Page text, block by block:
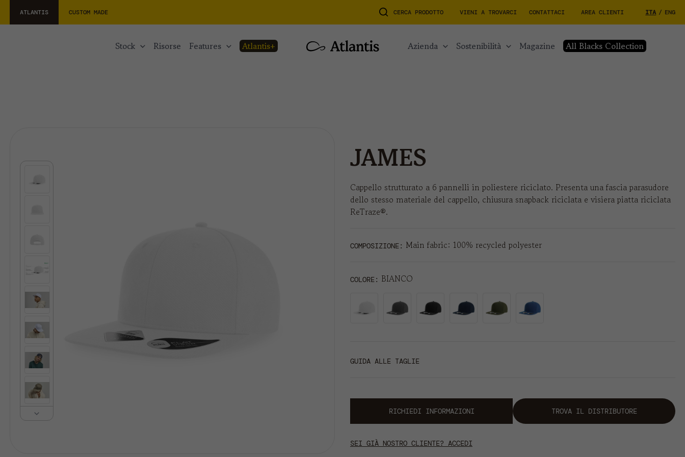
ATLANTIS CUSTOM MADE CERCA PRODOTTO VIENI A TROVARCI CONTATTACI AREA CLIENTI ITA / ENG
stock risorse features atlantis+ azienda sostenibilità magazine All Blacks Collection
JAMES
Cappello strutturato a 6 pannelli in poliestere riciclato. Presenta una fascia parasudore
dello stesso materiale del cappello, chiusura snapback riciclata e visiera piatta riciclata
ReTraze®.
COMPOSIZIONE: Main fabric: 100% recycled polyester
COLORE BIANCO
GUIDA ALLE TAGLIE
RICHIEDI INFORMAZIONI TROVA IL DISTRIBUTORE
SEI GIÀ NOSTRO CLIENTE? ACCEDI